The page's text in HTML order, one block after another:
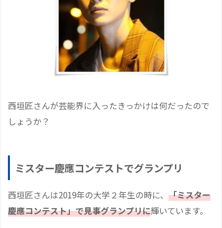
西垣匠さんが芸能界に入ったきっかけは何だったので
しょうか？
ミスター慶應コンテストでグランプリ
西垣匠さんは2019年の大学２年生の時に、 「ミスター
慶應コンテスト」で見事グランプリに輝いています。